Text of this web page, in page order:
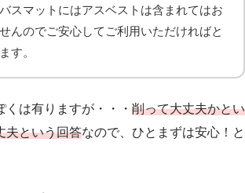
スマットにはアスベストは含まれてはお
んのでご安心してご利用いただければと
す。
くは有りますが・・・ 削って大丈夫かとい
夫という回答なので、ひとまずは安心！と